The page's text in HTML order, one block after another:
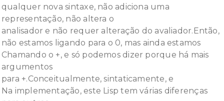
qualquer nova sintaxe, não adiciona uma
representação, não altera o
analisador e não requer alteração do avaliador.Então,
não estamos ligando para o 0, mas ainda estamos
Chamando o +, e só podemos dizer porque há mais
argumentos
para +.Conceitualmente, sintaticamente, e
Na implementação, este Lisp tem várias diferenças